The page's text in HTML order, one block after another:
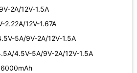
2A/12V-1.5A
12V-1.67A
5A/9V-2A/12V-1.5A
4.5V-5A/9V-2A/12V-1.5A